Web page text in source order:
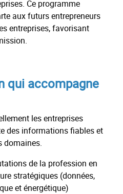
Ce programme
aux futurs entrepreneurs
entreprises, favorisant
qui accompagne
les entreprises
des informations fiables et
domaines.
de la profession en
stratégiques (données,
et énergétique)